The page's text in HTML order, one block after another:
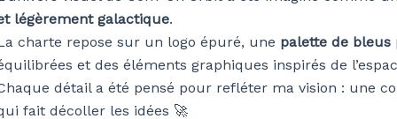
légèrement galactique.
charte repose sur un logo épuré, une palette de bleus
et des éléments graphiques inspirés de
détail a été pensé pour refléter ma vision : une
fait décoller les idées 🚀